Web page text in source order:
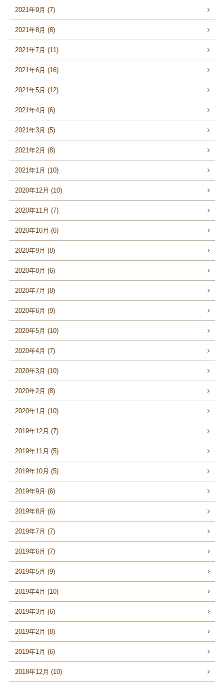
2021年9月 (7)
2021年8月 (8)
2021年7月 (11)
2021年6月 (16)
2021年5月 (12)
2021年4月 (6)
2021年3月 (5)
2021年2月 (8)
2021年1月 (10)
2020年12月 (10)
2020年11月 (7)
2020年10月 (6)
2020年9月 (8)
2020年8月 (6)
2020年7月 (8)
2020年6月 (9)
2020年5月 (10)
2020年4月 (7)
2020年3月 (10)
2020年2月 (8)
2020年1月 (10)
2019年12月 (7)
2019年11月 (5)
2019年10月 (5)
2019年9月 (6)
2019年8月 (6)
2019年7月 (7)
2019年6月 (7)
2019年5月 (9)
2019年4月 (10)
2019年3月 (6)
2019年2月 (8)
2019年1月 (6)
2018年12月 (10)